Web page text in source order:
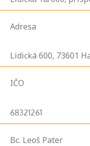
Adresa
Lidická 600, 73601
IČO
68321261
Bc. Leoš Pater